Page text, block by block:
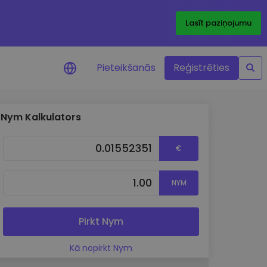
Lasīt paziņojumu
analīze
Pieteikšanās Reģistrēties
Nym Kalkulators
€
NYM
Pirkt Nym
Kā nopirkt Nym